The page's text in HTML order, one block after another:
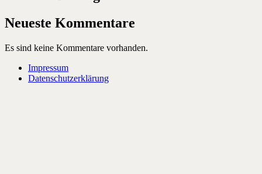
Neueste Kommentare
Es sind keine Kommentare vorhanden.
Impressum
Datenschutzerklärung